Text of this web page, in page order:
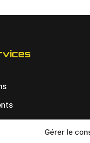
Gérer le